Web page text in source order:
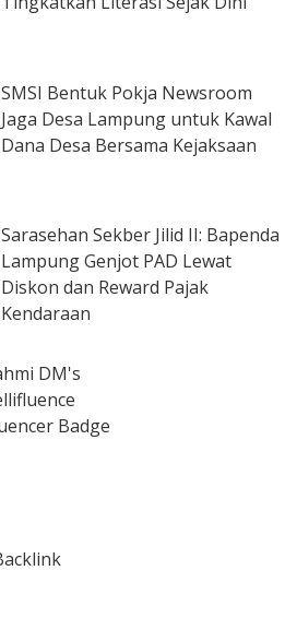
SMSI Bentuk Pokja Newsroom
Jaga Desa Lampung untuk Kawal
Dana Desa Bersama Kejaksaan
Sarasehan Sekber Jilid II: Bapenda
Lampung Genjot PAD Lewat
Diskon dan Reward Pajak
Kendaraan